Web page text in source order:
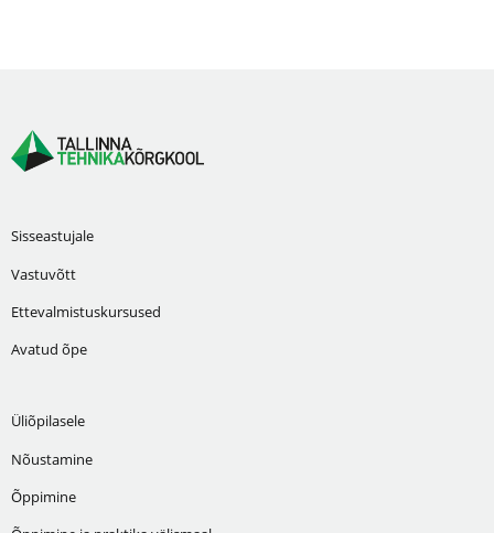
Sisseastujale
Vastuvõtt
Ettevalmistuskursused
Avatud õpe
Üliõpilasele
Nõustamine
Õppimine